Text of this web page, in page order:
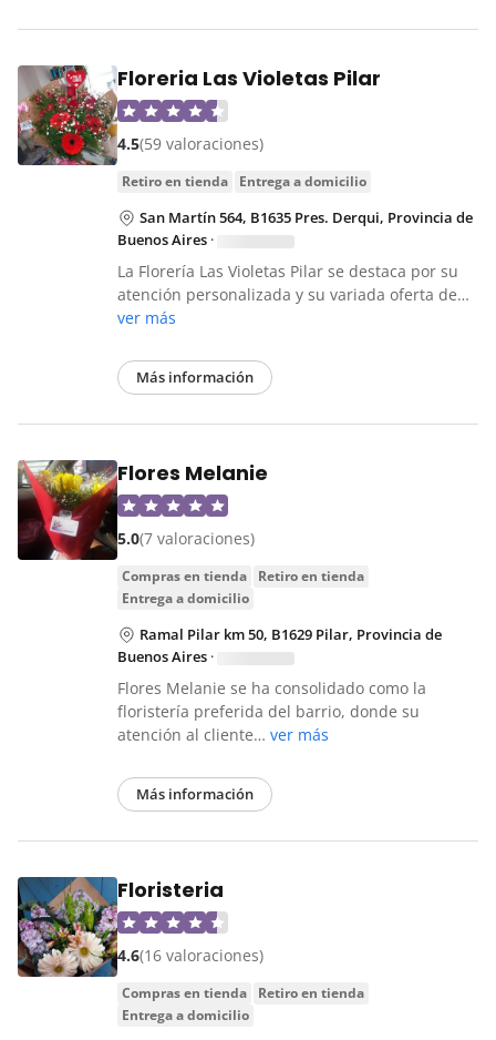
Floreria Las Violetas Pilar
4.5(59 valoraciones)
retiro en tienda entrega a domicilio
San Martín 564, B1635 Pres. Derqui, Provincia de
Buenos Aires ·
La Florería Las Violetas Pilar se destaca por su
atención personalizada y su variada oferta de…
ver más
Más información
Flores Melanie
5.0(7 valoraciones)
compras en tienda
retiro en tienda
entrega a domicilio
Ramal Pilar km 50, B1629 Pilar, Provincia de
Buenos Aires ·
Flores Melanie se ha consolidado como la
floristería preferida del barrio, donde su
atención al cliente… ver más
Más información
Floristeria
4.6(16 valoraciones)
compras en tienda
retiro en tienda
entrega a domicilio